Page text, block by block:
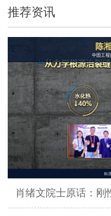
推荐资讯
肖绪文院士原话：刚